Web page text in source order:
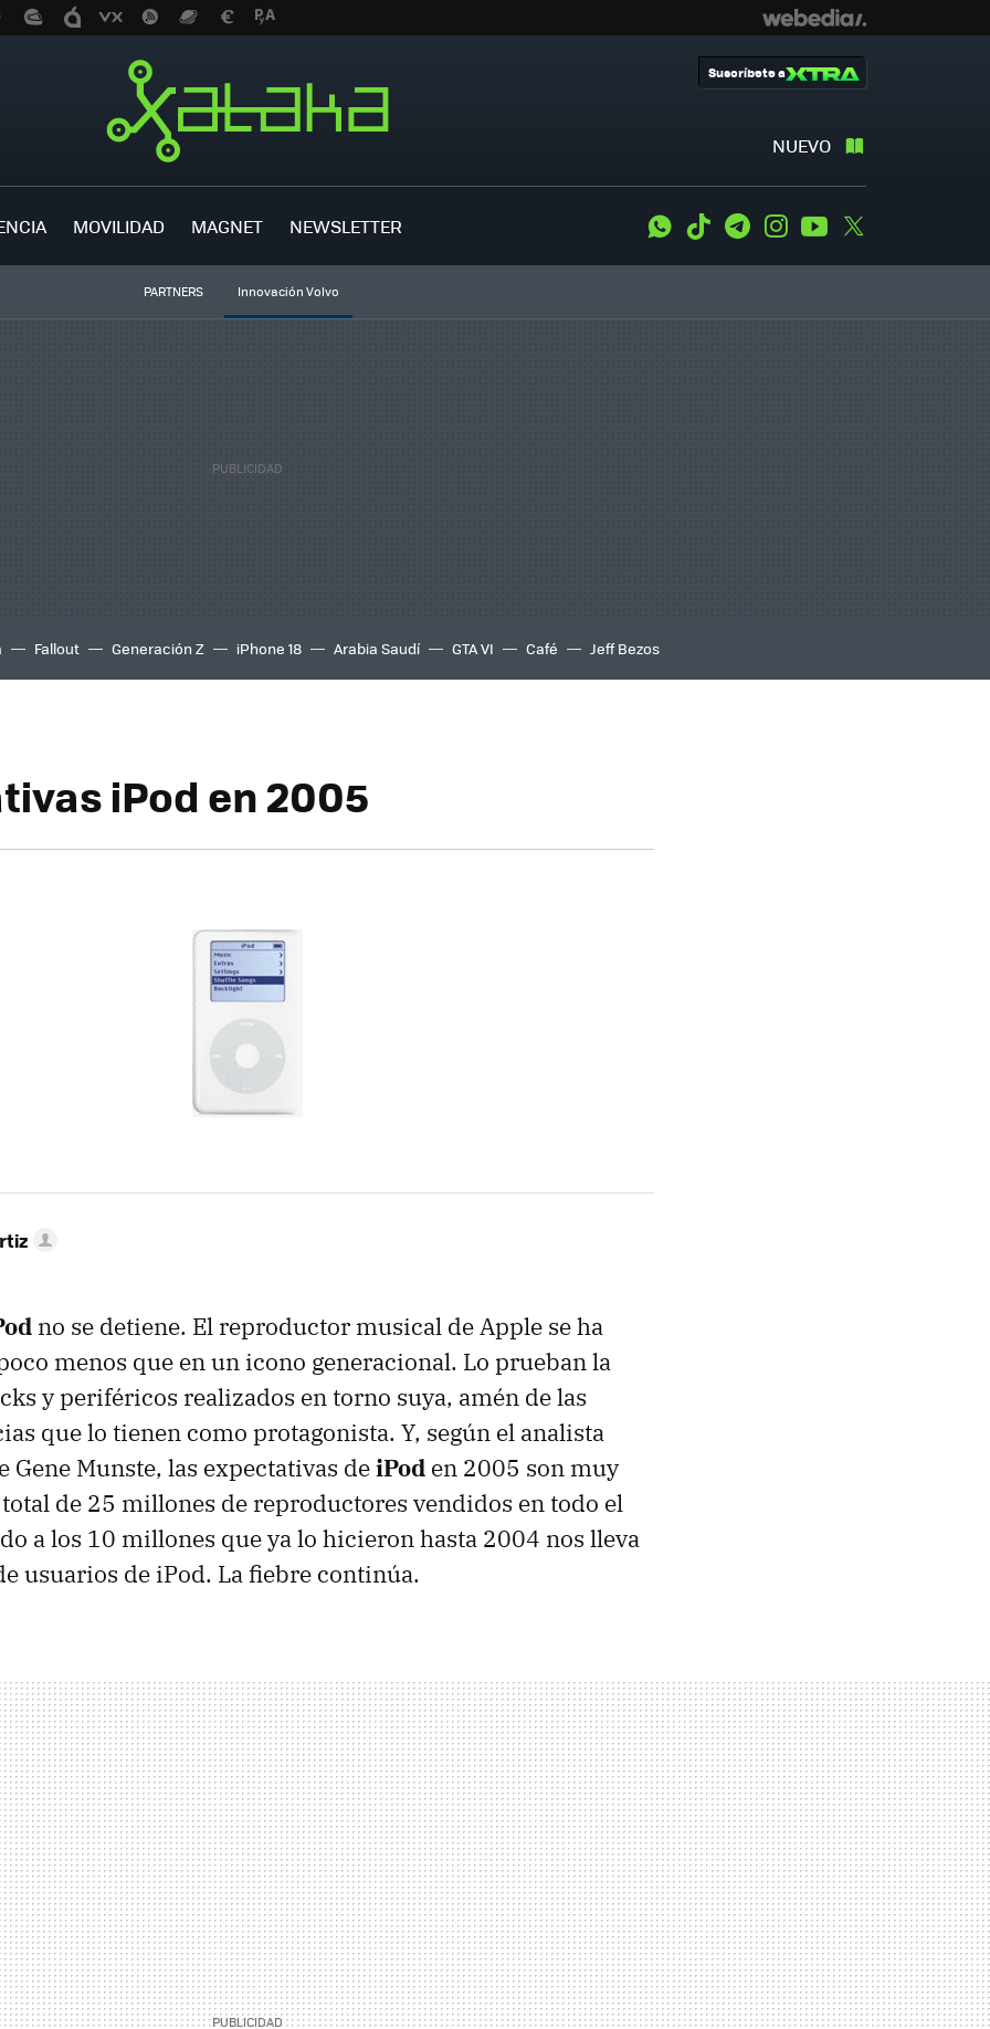
NUEVO
Suscríbete a
MOVILIDAD MAGNET NEWSLETTER WhatsApp
Tiktok TelegramInstagramYoutube
PARTNERS Innovación Volvo
Fallout Generación Z iPhone 18 Arabia Saudí GTA VI Café Jeff Bezos
iPod en 2005
no se detiene. El reproductor musical de Apple se ha
menos que en un icono generacional. Lo prueban la
y periféricos realizados en torno suya, amén de las
que lo tienen como protagonista. Y, según el analista
Gene Munste, las expectativas deiPod en 2005 son muy
de 25 millones de reproductores vendidos en todo el
a los 10 millones que ya lo hicieron hasta 2004 nos lleva
usuarios de iPod. La fiebre continúa.